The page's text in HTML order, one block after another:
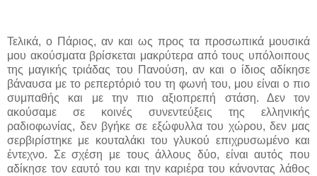
Τελικά, ο Πάριος, αν και ως προς τα προσωπικά μουσικά
μου ακούσματα βρίσκεται μακρύτερα από τους υπόλοιπους
της μαγικής τριάδας του Πανούση, αν και ο ίδιος αδίκησε
βάναυσα με το ρεπερτόριό του τη φωνή του, μου είναι ο πιο
συμπαθής και με την πιο αξιοπρεπή στάση. Δεν τον
ακούσαμε σε κοινές συνεντεύξεις της ελληνικής
ραδιοφωνίας, δεν βγήκε σε εξώφυλλα του χώρου, δεν μας
σερβιρίστηκε με κουταλάκι του γλυκού επιχρυσωμένο και
έντεχνο. Σε σχέση με τους άλλους δύο, είναι αυτός που
αδίκησε τον εαυτό του και την καριέρα του κάνοντας λάθος